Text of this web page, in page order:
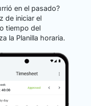
en el pasado?
de iniciar el
tiempo del
la Planilla horaria.